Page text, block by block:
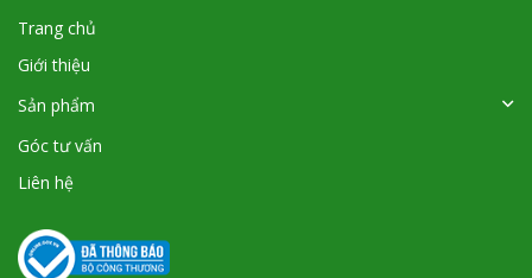
Trang chủ
Giới thiệu
Sản phẩm
Góc tư vấn
Liên hệ